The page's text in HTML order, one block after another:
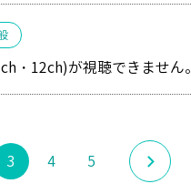
・12ch)が視聴できません。
3 4 5